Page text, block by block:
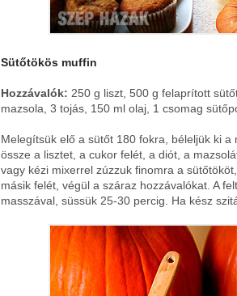
Sütőtökös muffin
Hozzávalók: 250 g liszt, 500 g felaprított
mazsola, 3 tojás, 150 ml olaj, 1 csomag
Melegítsük elő a sütőt 180 fokra, béleljük ki
össze a lisztet, a cukor felét, a diót, a
vagy kézi mixerrel zúzzuk finomra a
másik felét, végül a száraz hozzávalókat. A
masszával, süssük 25-30 percig. Ha kész